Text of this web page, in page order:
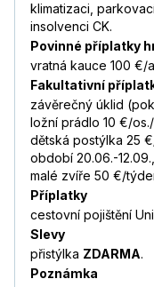
klimatizaci,
insolvenci CK.
Povinné příplatky
vratná kauce 100 €/
Fakultativní
závěrečný úklid
ložní prádlo 10 €/
dětská postýlka 25
období 20.06.-
malé zvíře 50 €/
Příplatky
cestovní pojištění
Slevy
přistýlka ZDARMA.
Poznámka